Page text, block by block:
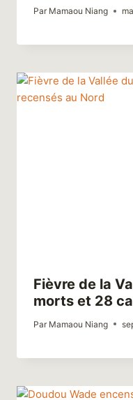
Par Mamaou Niang
Fièvre de la
morts et 28
Par Mamaou Niang